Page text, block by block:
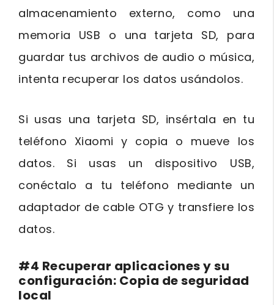
almacenamiento externo, como una
memoria USB o una tarjeta SD, para
guardar tus archivos de audio o música,
intenta recuperar los datos usándolos.
Si usas una tarjeta SD, insértala en tu
teléfono Xiaomi y copia o mueve los
datos. Si usas un dispositivo USB,
conéctalo a tu teléfono mediante un
adaptador de cable OTG y transfiere los
datos.
#4 Recuperar aplicaciones y su
configuración: Copia de seguridad
local